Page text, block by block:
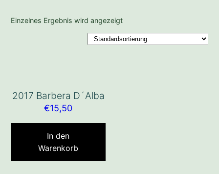
Einzelnes Ergebnis wird angezeigt
2017 Barbera D´Alba
€15,50
In den
Warenkorb